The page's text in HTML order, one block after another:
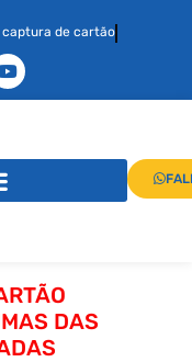
captura de cartão
DAS